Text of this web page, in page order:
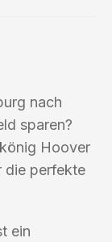
nach
sparen?
Hoover
die perfekte
ein